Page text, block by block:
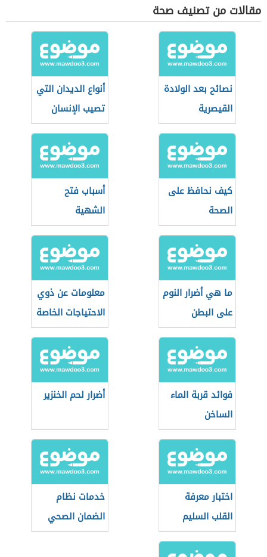
مقالات من تصنيف صحة
نصائح بعد الولادة
القيصرية
أنواع الديدان التي
تصيب الإنسان
كيف نحافظ على
الصحة
أسباب فتح
الشهية
ما هي أضرار النوم
على البطن
معلومات عن ذوي
الاحتياجات الخاصة
فوائد قربة الماء
الساخن
أضرار لحم الخنزير
اختبار معرفة
القلب السليم
خدمات نظام
الضمان الصحي
التعاوني